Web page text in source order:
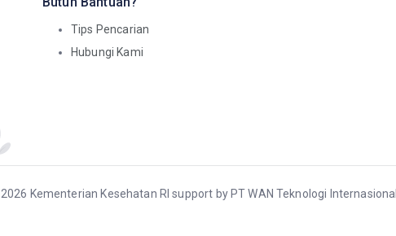
Tips Pencarian
Hubungi Kami
2026 Kementerian Kesehatan RI support by PT WAN Teknologi Internasional